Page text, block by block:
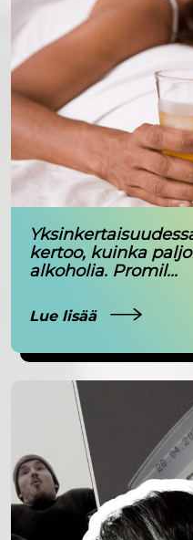
kertoo, kuinka
alkoholia. Promil...
Lue lisää